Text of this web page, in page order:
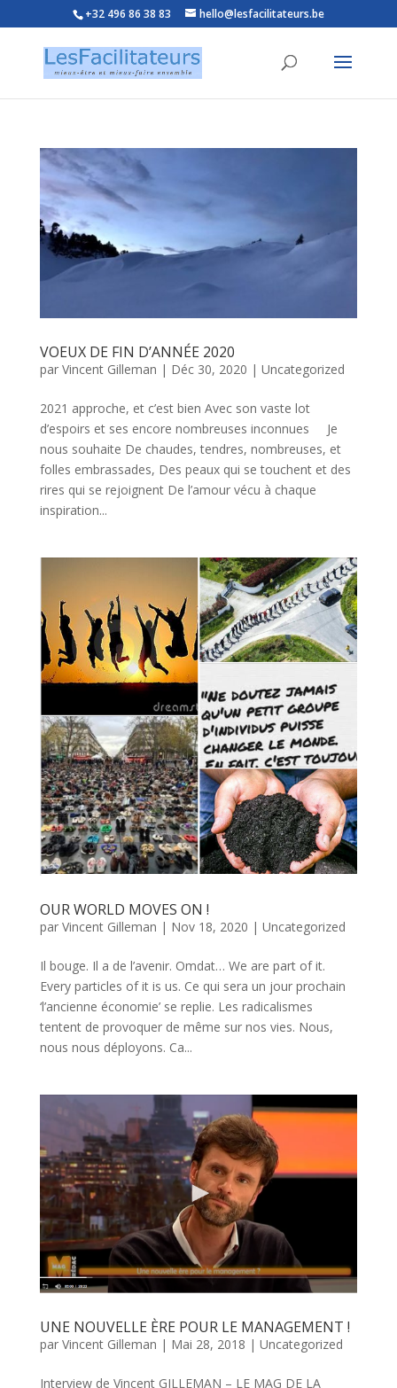
+32 496 86 38 83 hello@lesfacilitateurs.be
VOEUX DE FIN D’ANNÉE 2020
par Vincent Gilleman | Déc 30, 2020 | Uncategorized
2021 approche, et c’est bien Avec son vaste lot
d’espoirs et ses encore nombreuses inconnues Je
nous souhaite De chaudes, tendres, nombreuses, et
folles embrassades, Des peaux qui se touchent et des
rires qui se rejoignent De l’amour vécu à chaque
inspiration...
OUR WORLD MOVES ON !
par Vincent Gilleman | Nov 18, 2020 | Uncategorized
Il bouge. Il a de l’avenir. Omdat… We are part of it.
Every particles of it is us. Ce qui sera un jour prochain
‘l’ancienne économie’ se replie. Les radicalismes
tentent de provoquer de même sur nos vies. Nous,
nous nous déployons. Ca...
UNE NOUVELLE ÈRE POUR LE MANAGEMENT !
par Vincent Gilleman | Mai 28, 2018 | Uncategorized
Interview de Vincent GILLEMAN – LE MAG DE LA